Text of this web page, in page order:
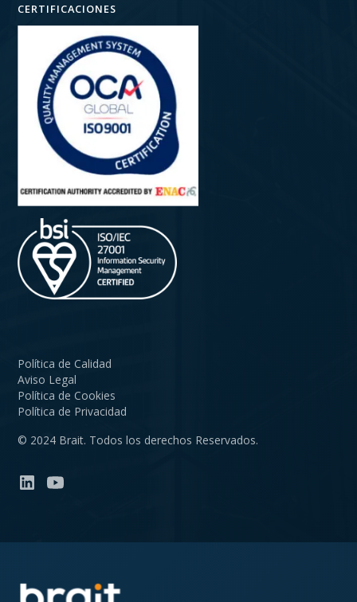
CERTIFICACIONES
© 2024 Brait. Todos los derechos Reservados.
Política de Privacidad
Política de Cookies
Aviso Legal
Política de Calidad